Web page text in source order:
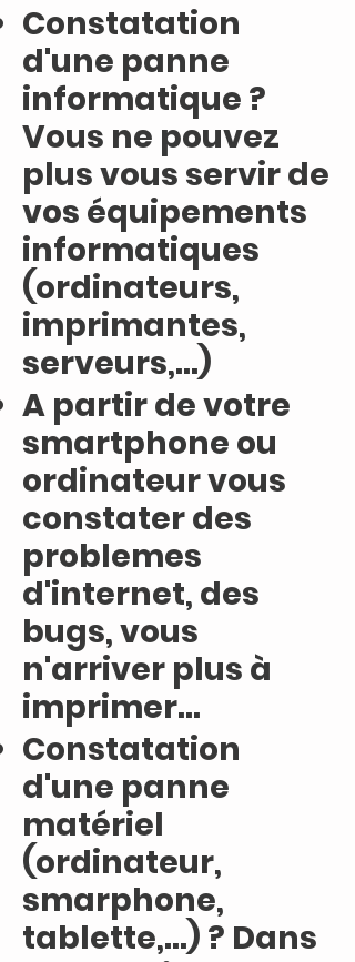
Constatation
d'une panne
informatique ?
Vous ne pouvez
plus vous servir de
vos équipements
informatiques
(ordinateurs,
imprimantes,
serveurs,...)
A partir de votre
smartphone ou
ordinateur vous
constater des
problemes
d'internet, des
bugs, vous
n'arriver plus à
imprimer...
Constatation
d'une panne
matériel
(ordinateur,
smarphone,
tablette,...) ? Dans